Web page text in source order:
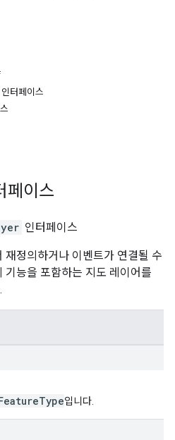
터페이스
페이스
인터페이스
정의하거나 이벤트가 연결될 수
기능을 포함하는 지도 레이어를
입니다.